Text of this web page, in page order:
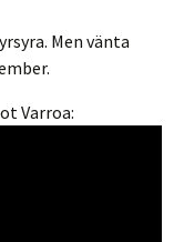
Men vänta
Varroa: